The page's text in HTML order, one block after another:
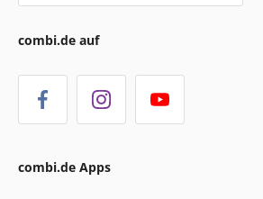
combi.de auf
combi.de Apps